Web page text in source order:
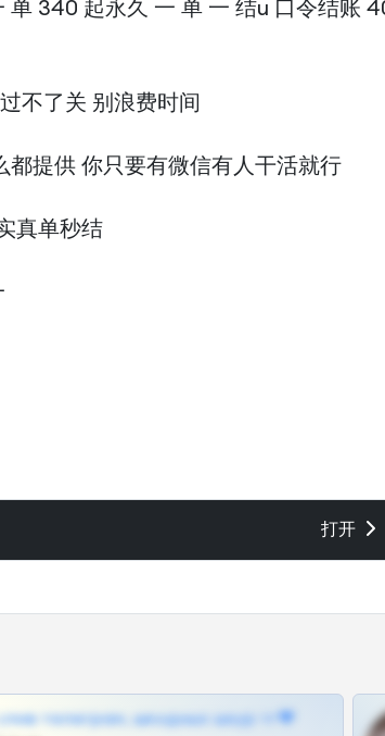
单 340 起永久 一 单 一 结u 口令结账
不了关 别浪费时间
都提供 你只要有微信有人干活就行
真单秒结
打开
телеграм, шкодных шкур тг❤